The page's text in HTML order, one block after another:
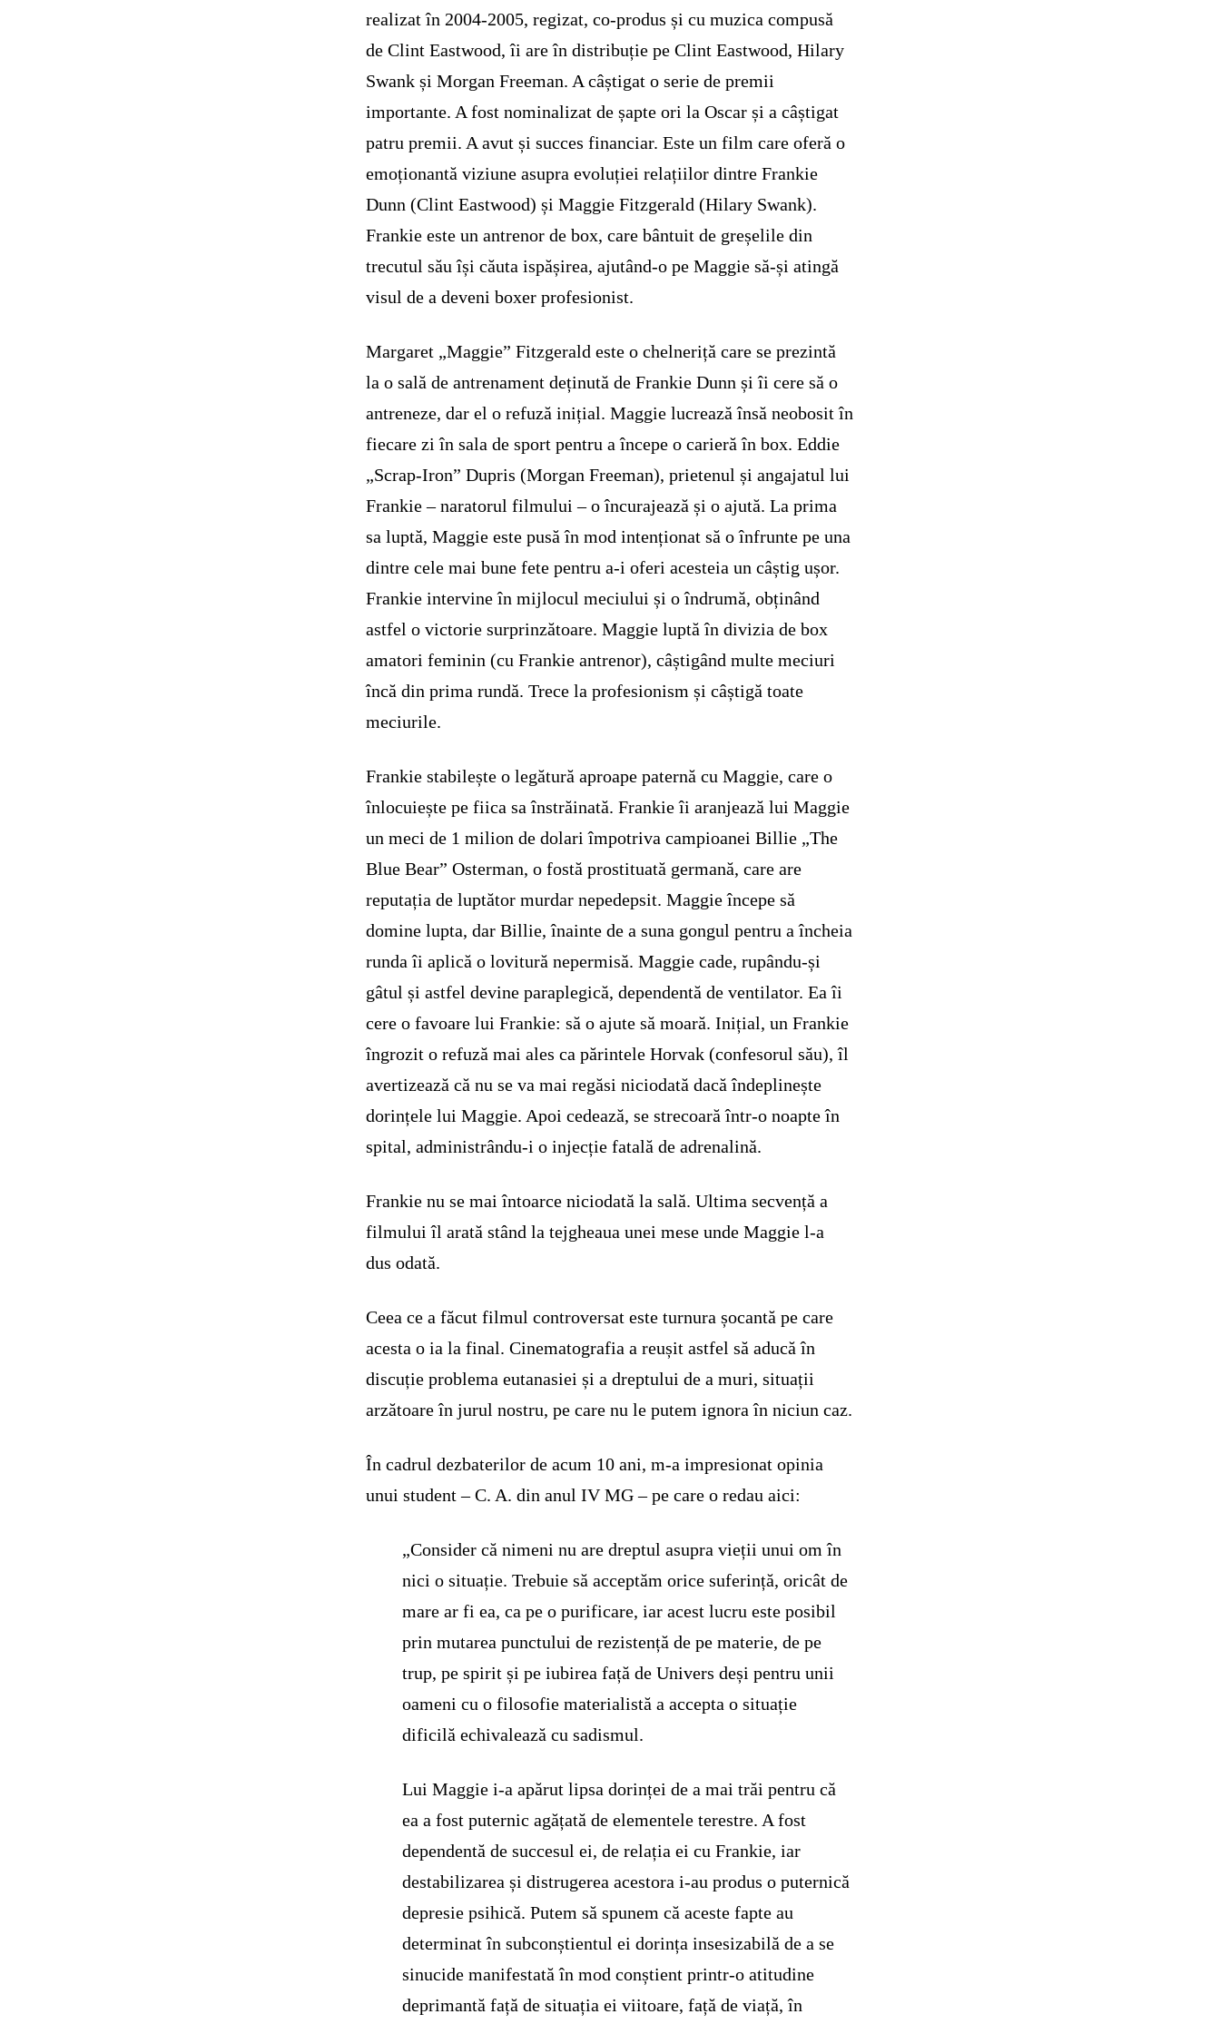
realizat în 2004-2005, regizat, co-produs și cu muzica compusă
de Clint Eastwood, îi are în distribuție pe Clint Eastwood, Hilary
Swank și Morgan Freeman. A câștigat o serie de premii
importante. A fost nominalizat de șapte ori la Oscar și a câștigat
patru premii. A avut și succes financiar. Este un film care oferă o
emoționantă viziune asupra evoluției relațiilor dintre Frankie
Dunn (Clint Eastwood) și Maggie Fitzgerald (Hilary Swank).
Frankie este un antrenor de box, care bântuit de greșelile din
trecutul său își căuta ispășirea, ajutând-o pe Maggie să-și atingă
visul de a deveni boxer profesionist.
Margaret „Maggie” Fitzgerald este o chelneriță care se prezintă
la o sală de antrenament deținută de Frankie Dunn și îi cere să o
antreneze, dar el o refuză inițial. Maggie lucrează însă neobosit în
fiecare zi în sala de sport pentru a începe o carieră în box. Eddie
„Scrap-Iron” Dupris (Morgan Freeman), prietenul și angajatul lui
Frankie – naratorul filmului – o încurajează și o ajută. La prima
sa luptă, Maggie este pusă în mod intenționat să o înfrunte pe una
dintre cele mai bune fete pentru a-i oferi acesteia un câștig ușor.
Frankie intervine în mijlocul meciului și o îndrumă, obținând
astfel o victorie surprinzătoare. Maggie luptă în divizia de box
amatori feminin (cu Frankie antrenor), câștigând multe meciuri
încă din prima rundă. Trece la profesionism și câștigă toate
meciurile.
Frankie stabilește o legătură aproape paternă cu Maggie, care o
înlocuiește pe fiica sa înstrăinată. Frankie îi aranjează lui Maggie
un meci de 1 milion de dolari împotriva campioanei Billie „The
Blue Bear” Osterman, o fostă prostituată germană, care are
reputația de luptător murdar nepedepsit. Maggie începe să
domine lupta, dar Billie, înainte de a suna gongul pentru a încheia
runda îi aplică o lovitură nepermisă. Maggie cade, rupându-și
gâtul și astfel devine paraplegică, dependentă de ventilator. Ea îi
cere o favoare lui Frankie: să o ajute să moară. Inițial, un Frankie
îngrozit o refuză mai ales ca părintele Horvak (confesorul său), îl
avertizează că nu se va mai regăsi niciodată dacă îndeplinește
dorințele lui Maggie. Apoi cedează, se strecoară într-o noapte în
spital, administrându-i o injecție fatală de adrenalină.
Frankie nu se mai întoarce niciodată la sală. Ultima secvență a
filmului îl arată stând la tejgheaua unei mese unde Maggie l-a
dus odată.
Ceea ce a făcut filmul controversat este turnura șocantă pe care
acesta o ia la final. Cinematografia a reușit astfel să aducă în
discuție problema eutanasiei și a dreptului de a muri, situații
arzătoare în jurul nostru, pe care nu le putem ignora în niciun caz.
În cadrul dezbaterilor de acum 10 ani, m-a impresionat opinia
unui student – C. A. din anul IV MG – pe care o redau aici:
„Consider că nimeni nu are dreptul asupra vieții unui om în
nici o situație. Trebuie să acceptăm orice suferință, oricât de
mare ar fi ea, ca pe o purificare, iar acest lucru este posibil
prin mutarea punctului de rezistență de pe materie, de pe
trup, pe spirit și pe iubirea față de Univers deși pentru unii
oameni cu o filosofie materialistă a accepta o situație
dificilă echivalează cu sadismul.
Lui Maggie i-a apărut lipsa dorinței de a mai trăi pentru că
ea a fost puternic agățată de elementele terestre. A fost
dependentă de succesul ei, de relația ei cu Frankie, iar
destabilizarea și distrugerea acestora i-au produs o puternică
depresie psihică. Putem să spunem că aceste fapte au
determinat în subconștientul ei dorința insesizabilă de a se
sinucide manifestată în mod conștient printr-o atitudine
deprimantă față de situația ei viitoare, față de viață, în